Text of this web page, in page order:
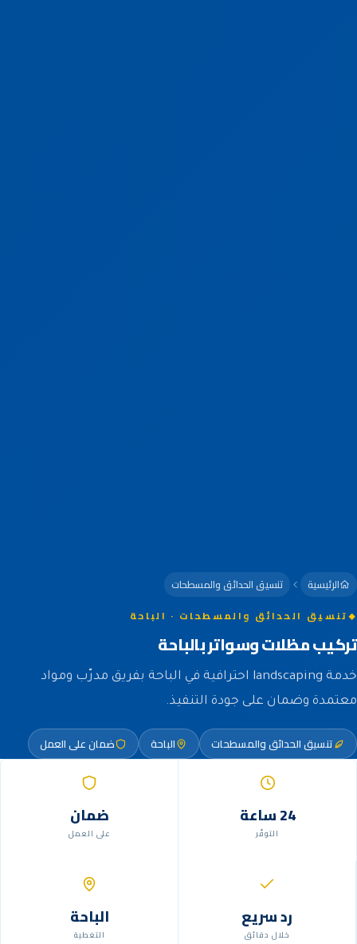
الرئيسية تنسيق الحدائق والمسطحات
تنسيق الحدائق والمسطحات · الباحة
تركيب مظلات وسواتر بالباحة
خدمة landscaping احترافية في الباحة بفريق مدرّب ومواد
معتمدة وضمان على جودة التنفيذ.
تنسيق الحدائق والمسطحات الباحة ضمان على العمل
24 ساعة
التوفّر
ضمان
على العمل
رد سريع
خلال دقائق
الباحة
التغطية